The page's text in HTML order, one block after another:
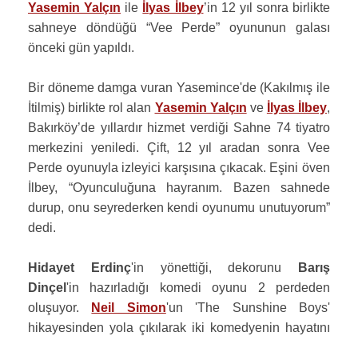
Yasemin Yalçın ile İlyas İlbey’in 12 yıl sonra birlikte
sahneye döndüğü “Vee Perde” oyununun galası
önceki gün yapıldı.
Bir döneme damga vuran Yasemince'de (Kakılmış ile
İtilmiş) birlikte rol alan Yasemin Yalçın ve İlyas İlbey,
Bakırköy’de yıllardır hizmet verdiği Sahne 74 tiyatro
merkezini yeniledi. Çift, 12 yıl aradan sonra Vee
Perde oyunuyla izleyici karşısına çıkacak. Eşini öven
İlbey, “Oyunculuğuna hayranım. Bazen sahnede
durup, onu seyrederken kendi oyunumu unutuyorum”
dedi.
Hidayet Erdinç'in yönettiği, dekorunu
Barış
Dinçel 'in hazırladığı komedi oyunu 2 perdeden
oluşuyor.
Neil Simon'un 'The Sunshine Boys'
hikayesinden yola çıkılarak iki komedyenin hayatını